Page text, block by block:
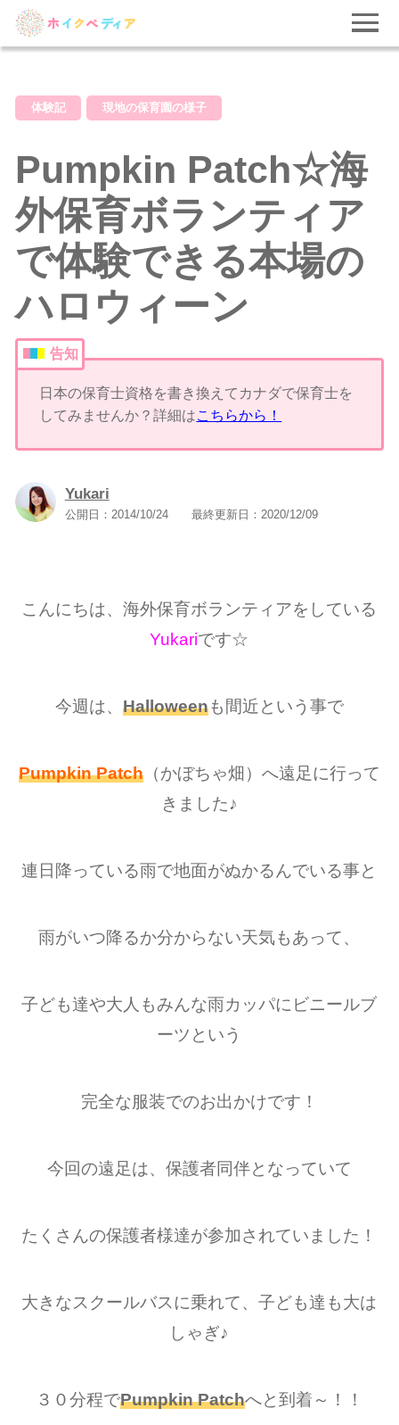
体験記 現地の保育園の様子
Pumpkin Patch☆海
外保育ボランティア
で体験できる本場の
ハロウィーン
告知
日本の保育士資格を書き換えてカナダで保育士を
してみませんか？詳細はこちらから！
Yukari
公開日： 2014/10/24 最終更新日： 2020/12/09
こんにちは、海外保育ボランティアをしている
Yukariです☆
今週は、 Halloweenも間近という事で
Pumpkin Patch（かぼちゃ畑）へ遠足に行って
きました♪
連日降っている雨で地面がぬかるんでいる事と
雨がいつ降るか分からない天気もあって、
子ども達や大人もみんな雨カッパにビニールブ
ーツという
完全な服装でのお出かけです！
今回の遠足は、保護者同伴となっていて
たくさんの保護者様達が参加されていました！
大きなスクールバスに乗れて、子ども達も大は
しゃぎ♪
３０分程でPumpkin Patchへと到着～！！